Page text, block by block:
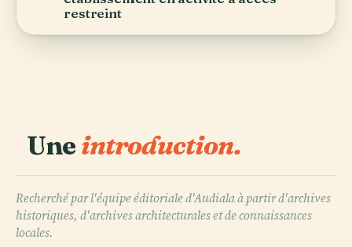
restreint
Uneintroduction.
Recherché par l'équipe éditoriale d'Audiala à partir d'archives
historiques, d'archives architecturales et de connaissances
locales.